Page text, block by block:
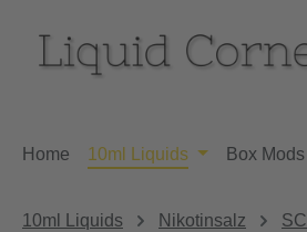
Home 10ml Liquids Box Mods
10ml Liquids Nikotinsalz SC